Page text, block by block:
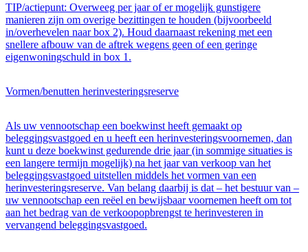
TIP/actiepunt: Overweeg per jaar of er mogelijk gunstigere
manieren zijn om overige bezittingen te houden (bijvoorbeeld
in/overhevelen naar box 2). Houd daarnaast rekening met een
snellere afbouw van de aftrek wegens geen of een geringe
eigenwoningschuld in box 1.
Vormen/benutten herinvesteringsreserve
Als uw vennootschap een boekwinst heeft gemaakt op
beleggingsvastgoed en u heeft een herinvesteringsvoornemen, dan
kunt u deze boekwinst gedurende drie jaar (in sommige situaties is
een langere termijn mogelijk) na het jaar van verkoop van het
beleggingsvastgoed uitstellen middels het vormen van een
herinvesteringsreserve. Van belang daarbij is dat – het bestuur van –
uw vennootschap een reëel en bewijsbaar voornemen heeft om tot
aan het bedrag van de verkoopopbrengst te herinvesteren in
vervangend beleggingsvastgoed.